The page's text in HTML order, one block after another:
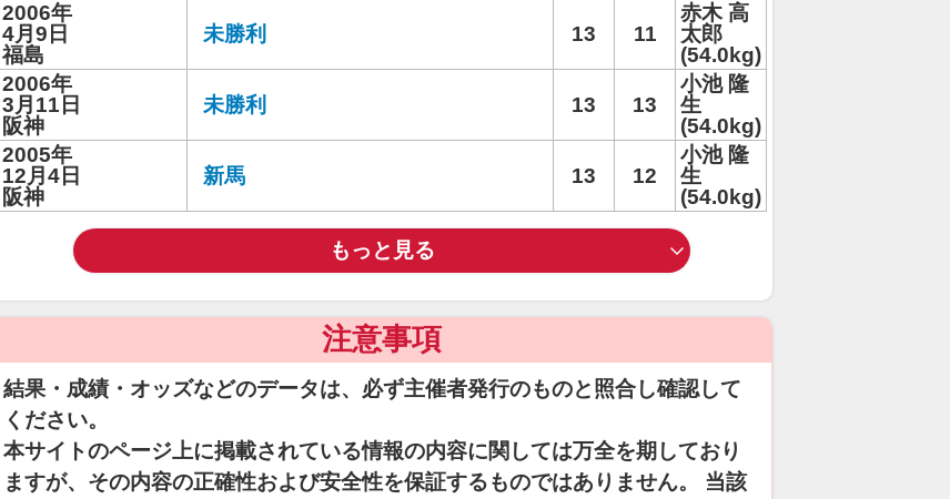
2006年
4月9日
福島
未勝利 13 11
赤木 高
太郎
(54.0kg)
2006年
3月11日
阪神
未勝利 13 13
小池 隆
生
(54.0kg)
2005年
12月4日
阪神
新馬 13 12
小池 隆
生
(54.0kg)
もっと見る
注意事項
結果・成績・オッズなどのデータは、必ず主催者発行のものと照合し確認して
ください。
本サイトのページ上に掲載されている情報の内容に関しては万全を期しており
ますが、その内容の正確性および安全性を保証するものではありません。 当該